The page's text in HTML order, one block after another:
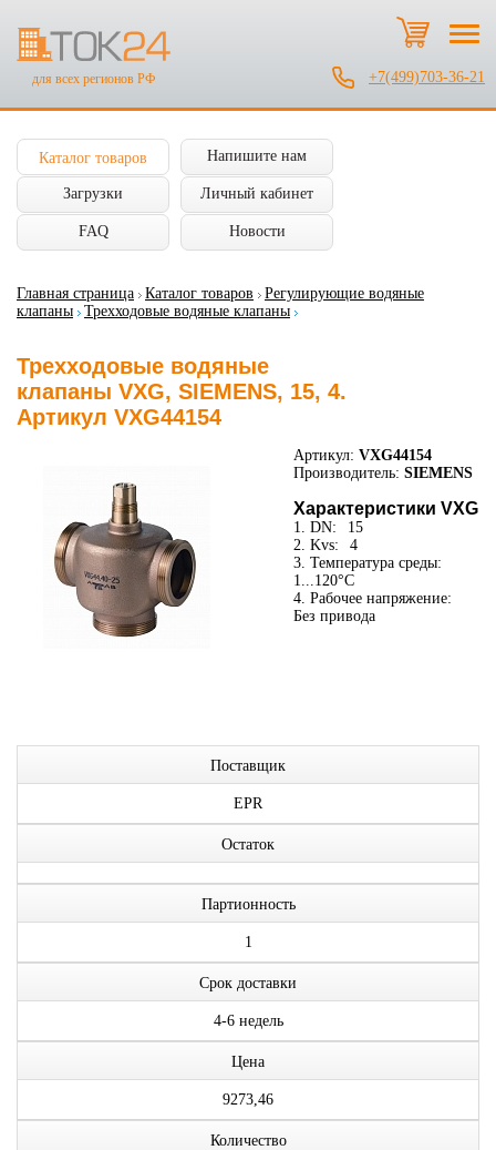
для всех регионов РФ +7(499)703-36-21
Каталог товаров Напишите нам
Загрузки Личный кабинет
FAQ Новости
Главная страница Каталог товаров
Регулирующие водяные
клапаны
Трехходовые водяные клапаны
Трехходовые водяные
клапаны VXG, SIEMENS, 15, 4.
Артикул VXG44154
Артикул: VXG44154
Производитель: SIEMENS
Характеристики VXG
1. DN:
15
2. Kvs:
4
3. Температура среды:
1...120°С
4. Рабочее напряжение:
Без привода
Поставщик
EPR
Остаток
Партионность
1
Срок доставки
4-6 недель
Цена
9273,46
Количество